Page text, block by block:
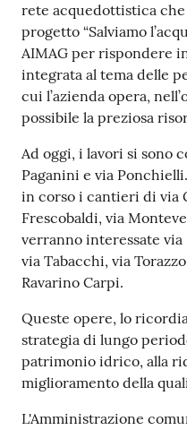
rete acquedottistica
progetto “Salviamo
AIMAG per rispondere
integrata al tema delle
cui l’azienda opera,
possibile la preziosa
Ad oggi, i lavori si sono
Paganini e via
in corso i cantieri di via
Frescobaldi, via
verranno interessate via
via Tabacchi, via
Ravarino Carpi.
Queste opere, lo
strategia di lungo
patrimonio idrico, alla
miglioramento della
L'Amministrazione